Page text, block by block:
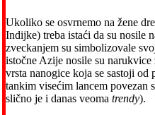
Ukoliko se osvrnemo na žene
Indijke) treba istaći da su nosile
zveckanjem su simbolizovale
istočne Azije nosile su
vrsta nanogice koja se sastoji od
tankim visećim lancem povezan
slično je i danas veoma trendy).